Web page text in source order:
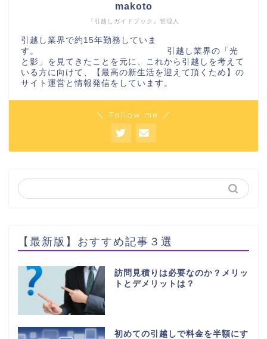
『引越しガイドブック』管理人
makoto
引越し業界で約15年勤務していま
す。 引越し業界の「光
と影」を見てきたことを元に、これから引越しを考えて
いる方に向けて、【最高の新生活を迎えて頂くため】の
サイト運営と情報発信をしています。
＼ Follow me ／
【最新版】おすすめ記事３選
訪問見積りは必要なのか？メリッ
トとデメリットは？
初めての引越しで料金を半額にす